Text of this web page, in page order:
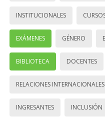
INSTITUCIONALES
EXÁMENES GÉNERO
BIBLIOTECA DOCENTES
RELACIONES INTERNACIONALES
INGRESANTES INCLUSIÓN